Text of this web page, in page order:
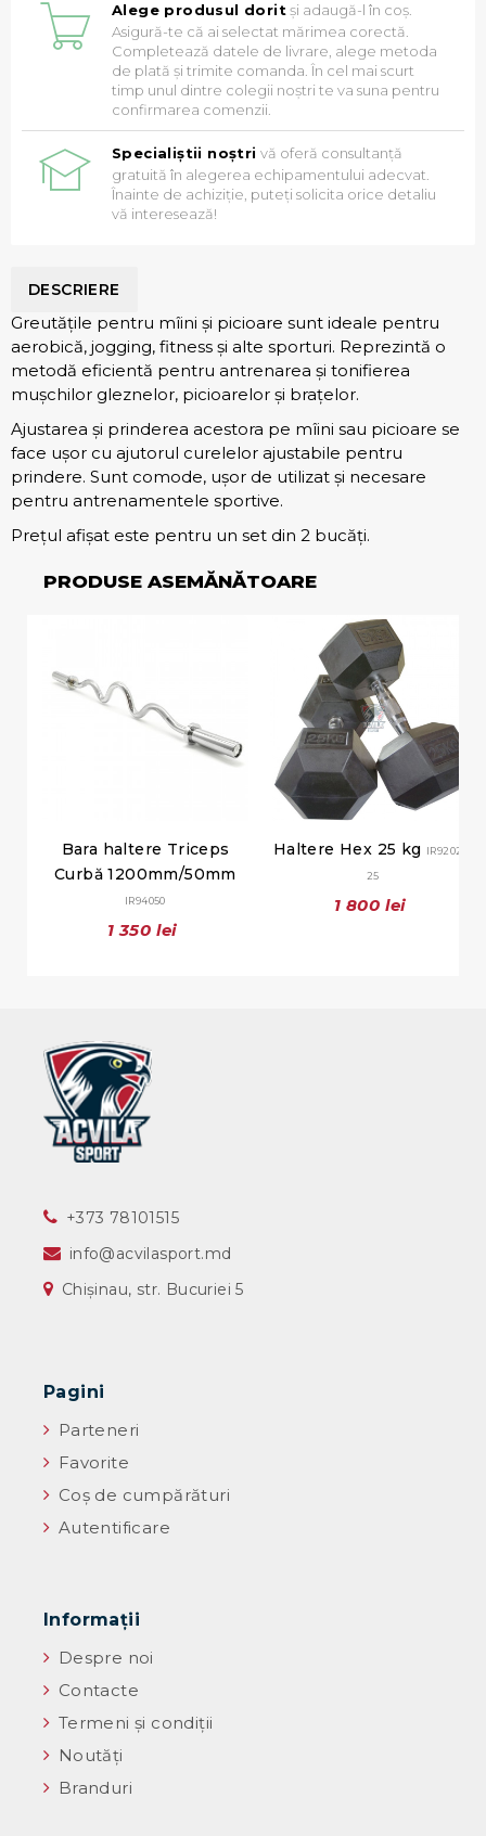
Alege produsul doritși adaugă-l în coș.
Asigură-te că ai selectat mărimea corectă.
Completează datele de livrare, alege metoda
de plată și trimite comanda. În cel mai scurt
timp unul dintre colegii noștri te va suna pentru
confirmarea comenzii.
Specialiștii noștri vă oferă consultanță
gratuită în alegerea echipamentului adecvat.
Înainte de achiziție, puteți solicita orice detaliu
vă interesează!
DESCRIERE
Greutățile pentru mîini și picioare sunt ideale pentru
aerobică, jogging, fitness și alte sporturi. Reprezintă o
metodă eficientă pentru antrenarea și tonifierea
mușchilor gleznelor, picioarelor și brațelor.
Ajustarea și prinderea acestora pe mîini sau picioare se
face ușor cu ajutorul curelelor ajustabile pentru
prindere. Sunt comode, ușor de utilizat și necesare
pentru antrenamentele sportive.
Prețul afișat este pentru un set din 2 bucăți.
PRODUSE ASEMĂNĂTOARE
Bara haltere Triceps
Curbă 1200mm/50mm
IR94050
1 350 lei
Haltere Hex 25 kg IR92022-
25
1 800 lei
‎+373 78101515
info@acvilasport.md
Chișinau, str. Bucuriei 5
Pagini
Parteneri
Favorite
Coș de cumpărături
Autentificare
Informaţii
Despre noi
Contacte
Termeni și condiții
Noutăţi
Branduri